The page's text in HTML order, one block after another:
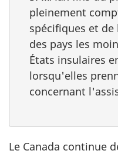
pleinement
spécifiques et
des pays les
États insulaires
lorsqu'elles
concernant
Le Canada continue